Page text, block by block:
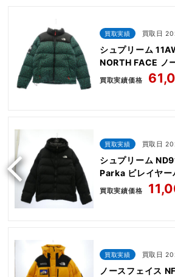
買取実績 買取日
シュプリーム
NORTH FACE ノ
Down Jacket
買取実績価格
買取実績 買取日
シュプリーム
Parka ビレイヤー
買取実績価格
買取実績 買取日
ノースフェイス